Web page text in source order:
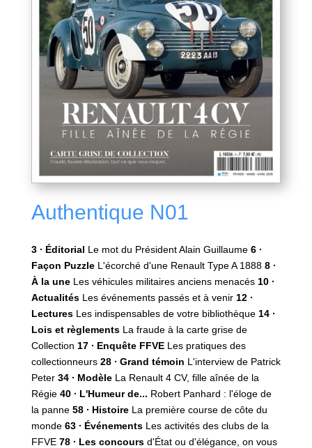
Authentique N01
3 ∙ Éditorial Le mot du Président Alain Guillaume 6 ∙‌
Façon Puzzle L'écorché d'une Renault Type A 1888 8 ∙
À la une Les véhicules militaires anciens menacés 10 ∙
Actualités Les événements passés et à venir 12 ∙
Lectures Les indispensables de votre bibliothèque 14 ∙
Lois et règlementsLa fraude à la carte grise de
Collection 17 ∙ Enquête FFVELes pratiques des
collectionneurs 28 ∙ Grand témoin L'interview de Patrick
Peter 34 ∙ ModèleLa Renault 4 CV, fille aînée de la
Régie 40 ∙ L'Humeur de... Robert Panhard : l'éloge de
la panne 58 ∙ HistoireLa première course de côte du
monde 63 ∙ ÉvénementsLes activités des clubs de la
FFVE 78 ∙ Les concoursd'État ou d'élégance, on vous